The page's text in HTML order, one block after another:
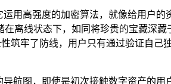
用高强度的加密算法，就像给用户
离线状态下，如同将珍贵的宝藏深
筑牢了防线，用户只有通过验证自己
航图，即使是初次接触数字资产的